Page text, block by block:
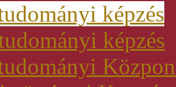
képzés
képzés